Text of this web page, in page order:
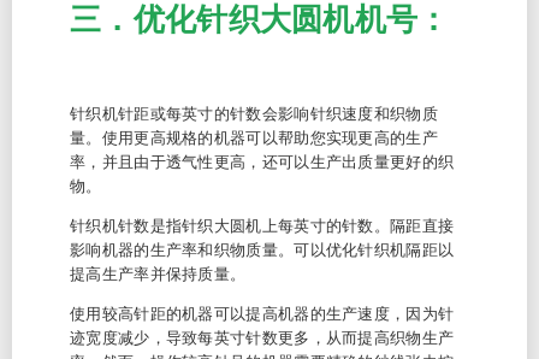
三．优化针织大圆机机号：
针织机针距或每英寸的针数会影响针织速度和织物质
量。使用更高规格的机器可以帮助您实现更高的生产
率，并且由于透气性更高，还可以生产出质量更好的织
物。
针织机针数是指针织大圆机上每英寸的针数。隔距直接
影响机器的生产率和织物质量。可以优化针织机隔距以
提高生产率并保持质量。
使用较高针距的机器可以提高机器的生产速度，因为针
迹宽度减少，导致每英寸针数更多，从而提高织物生产